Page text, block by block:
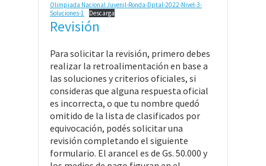
Olimpiada Nacional Juvenil-Ronda-Dptal-2022-Nivel-3-
Soluciones-1
Descarga
Revisión
Para solicitar la revisión, primero debes
realizar la retroalimentación en base a
las soluciones y criterios oficiales, si
consideras que alguna respuesta oficial
es incorrecta, o que tu nombre quedó
omitido de la lista de clasificados por
equivocación, podés solicitar una
revisión completando el siguiente
formulario. El arancel es de Gs. 50.000 y